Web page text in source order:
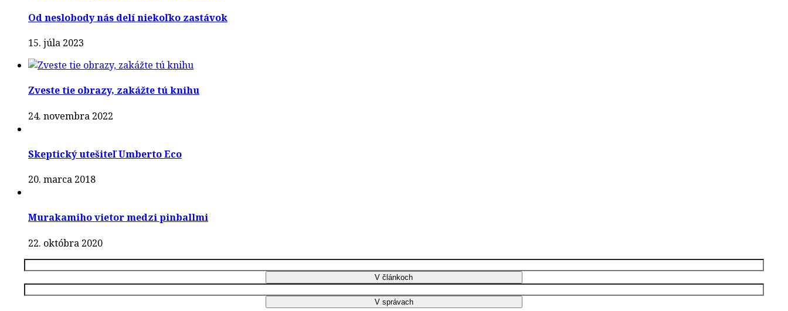
Od neslobody nás delí niekoľko zastávok
15. júla 2023
Zveste tie obrazy, zakážte tú knihu
24. novembra 2022
Skeptický utešiteľ Umberto Eco
20. marca 2018
Murakamiho vietor medzi pinballmi
22. októbra 2020